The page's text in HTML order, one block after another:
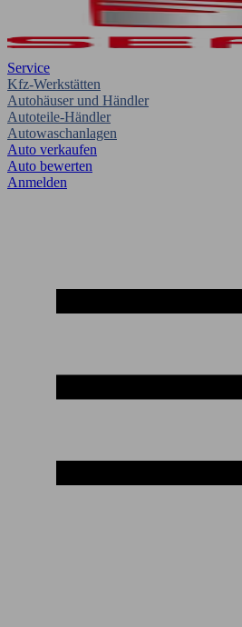
Service
Kfz-Werkstätten
Autohäuser und Händler
Autoteile-Händler
Autowaschanlagen
Auto verkaufen
Auto bewerten
Anmelden